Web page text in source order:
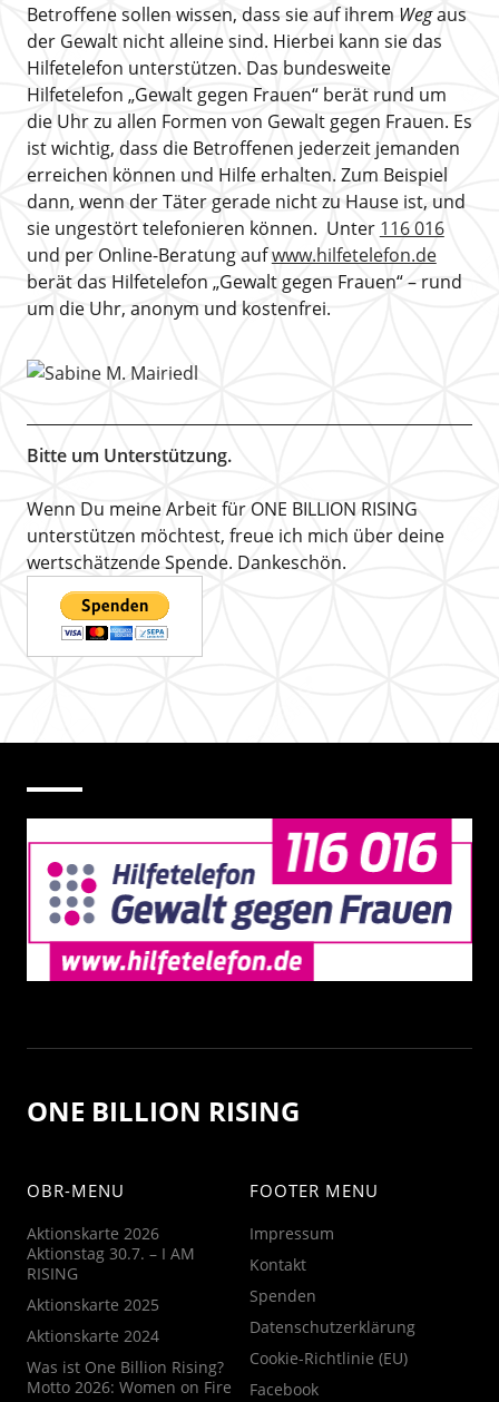
Betroffene sollen wissen, dass sie auf ihrem Wegaus
der Gewalt nicht alleine sind. Hierbei kann sie das
Hilfetelefon unterstützen. Das bundesweite
Hilfetelefon „Gewalt gegen Frauen“ berät rund um
die Uhr zu allen Formen von Gewalt gegen Frauen. Es
ist wichtig, dass die Betroffenen jederzeit jemanden
erreichen können und Hilfe erhalten. Zum Beispiel
dann, wenn der Täter gerade nicht zu Hause ist, und
sie ungestört telefonieren können. Unter 116 016
und per Online-Beratung aufwww.hilfetelefon.de
berät das Hilfetelefon „Gewalt gegen Frauen“ – rund
um die Uhr, anonym und kostenfrei.
Bitte um Unterstützung.
Wenn Du meine Arbeit für ONE BILLION RISING
unterstützen möchtest, freue ich mich über deine
wertschätzende Spende. Dankeschön.
ONE BILLION RISING
OBR-MENU
Aktionskarte 2026
Aktionstag 30.7. – I AM
RISING
Aktionskarte 2025
Aktionskarte 2024
Was ist One Billion Rising?
Motto 2026: Women on Fire
FOOTER MENU
Impressum
Kontakt
Spenden
Datenschutzerklärung
Cookie-Richtlinie (EU)
Facebook